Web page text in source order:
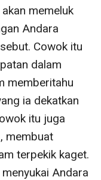
memeluk
Andara
Cowok itu
dalam
memberitahu
ia dekatkan
itu juga
membuat
terpekik kaget.
Andara